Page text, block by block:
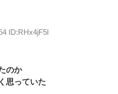
ID:RHx4jF5l
のか
思っていた